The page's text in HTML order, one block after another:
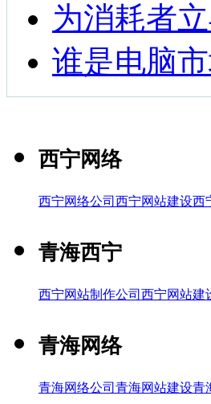
为消耗者
谁是电脑
西宁网络
西宁网络公司 西宁网站建设西
青海西宁
西宁网站制作公司 西宁网站建
青海网络
青海网络公司 青海网站建设青